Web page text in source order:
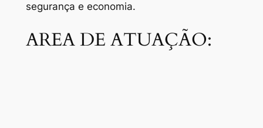
segurança e economia.
AREA DE ATUAÇÃO: